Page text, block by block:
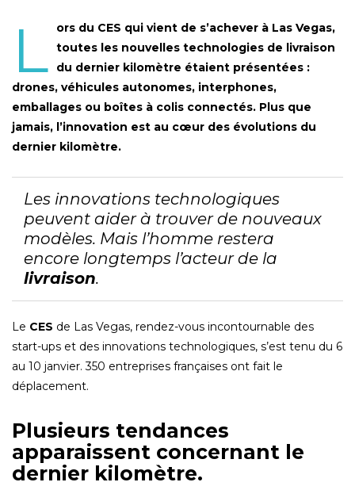
L
ors du CES qui vient de s’achever à Las Vegas,
toutes les nouvelles technologies de livraison
du dernier kilomètre étaient présentées :
drones, véhicules autonomes, interphones,
emballages ou boîtes à colis connectés. Plus que
jamais, l’innovation est au cœur des évolutions du
dernier kilomètre.
Les innovations technologiques
peuvent aider à trouver de nouveaux
modèles. Mais l’homme restera
encore longtemps l’acteur de la
livraison.
Le CES de Las Vegas, rendez-vous incontournable des
start-ups et des innovations technologiques, s’est tenu du 6
au 10 janvier. 350 entreprises françaises ont fait le
déplacement.
Plusieurs tendances
apparaissent concernant le
dernier kilomètre.